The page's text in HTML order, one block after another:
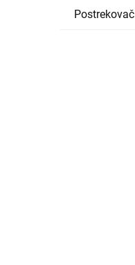
Postrekovač